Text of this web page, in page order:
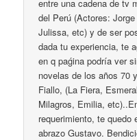
entre una cadena de tv
del Perú (Actores:
Julissa, etc) y de ser
dada tu experiencia, te
en q paǵina podría ver
novelas de los años 70
Fiallo, (La Fiera,
Milagros, Emilia,
requerimiento, te quedo
abrazo Gustavo.